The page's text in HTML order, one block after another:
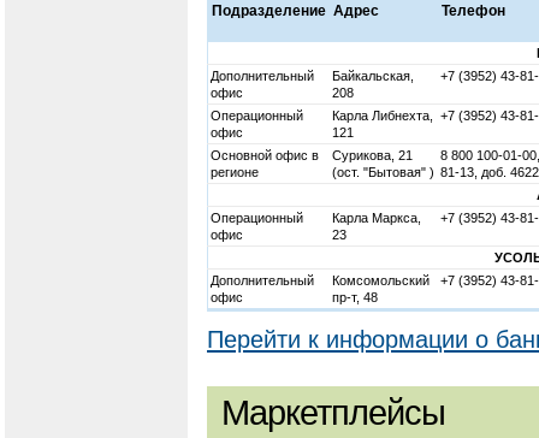
Подразделение Адрес Телефон
Дополнительный
офис
Байкальская,
208
+7 (3952) 43-
Операционный
офис
Карла Либнехта,
121
+7 (3952) 43-
Основной офис в
регионе
Сурикова, 21
(ост. "Бытовая" )
8 800 100-01-
81-13, доб.
Операционный
офис
Карла Маркса,
23
+7 (3952) 43-
Дополнительный
офис
Комсомольский
пр-т, 48
+7 (3952) 43-
Перейти к информации о
Маркетплейсы